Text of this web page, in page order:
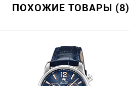
ПОХОЖИЕ ТОВАРЫ (8)